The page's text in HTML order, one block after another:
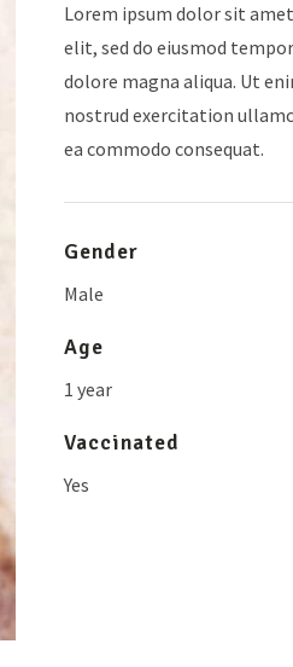
Lorem ipsum dolor sit
elit, sed do eiusmod
dolore magna aliqua. Ut
nostrud exercitation
ea commodo consequat.
Gender
Male
Age
1 year
Vaccinated
Yes